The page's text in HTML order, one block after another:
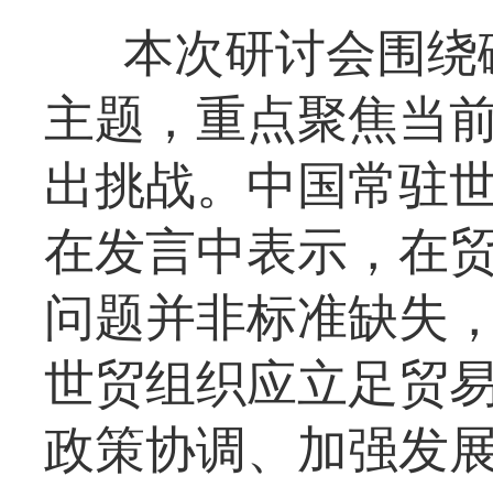
本次研讨会围
主题，重点聚焦当
出挑战。中国常驻
在发言中表示，在
问题并非标准缺失
世贸组织应立足贸
政策协调、加强发